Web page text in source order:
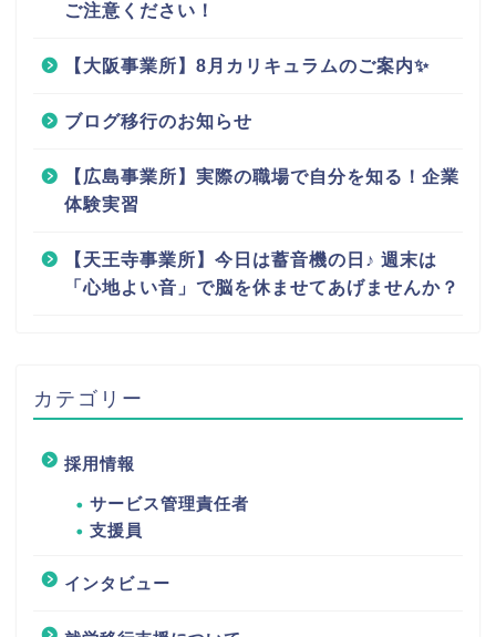
ご注意ください！
【大阪事業所】8月カリキュラムのご案内✨
ブログ移行のお知らせ
【広島事業所】実際の職場で自分を知る！企業
体験実習
【天王寺事業所】今日は蓄音機の日♪ 週末は
「心地よい音」で脳を休ませてあげませんか？
カテゴリー
採用情報
サービス管理責任者
支援員
インタビュー